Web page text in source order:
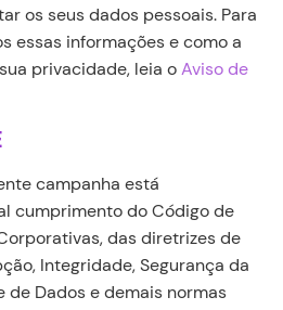
os seus dados pessoais. Para
essas informações e como a
privacidade, leia oAviso de
campanha está
cumprimento do Código de
das diretrizes de
Integridade, Segurança da
de Dados e demais normas